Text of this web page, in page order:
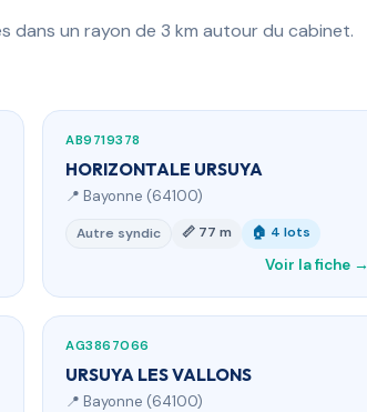
un rayon de 3 km autour du cabinet.
AB9719378
HORIZONTALE URSUYA
📍 Bayonne (64100)
Autre syndic 📏 77 m 🏠 4 lots
Voir la fiche →
AG3867066
URSUYA LES VALLONS
📍 Bayonne (64100)